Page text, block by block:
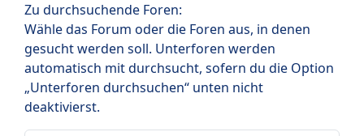
Zu durchsuchende Foren:
Wähle das Forum oder die Foren aus, in denen
gesucht werden soll. Unterforen werden
automatisch mit durchsucht, sofern du die Option
„Unterforen durchsuchen“ unten nicht
deaktivierst.